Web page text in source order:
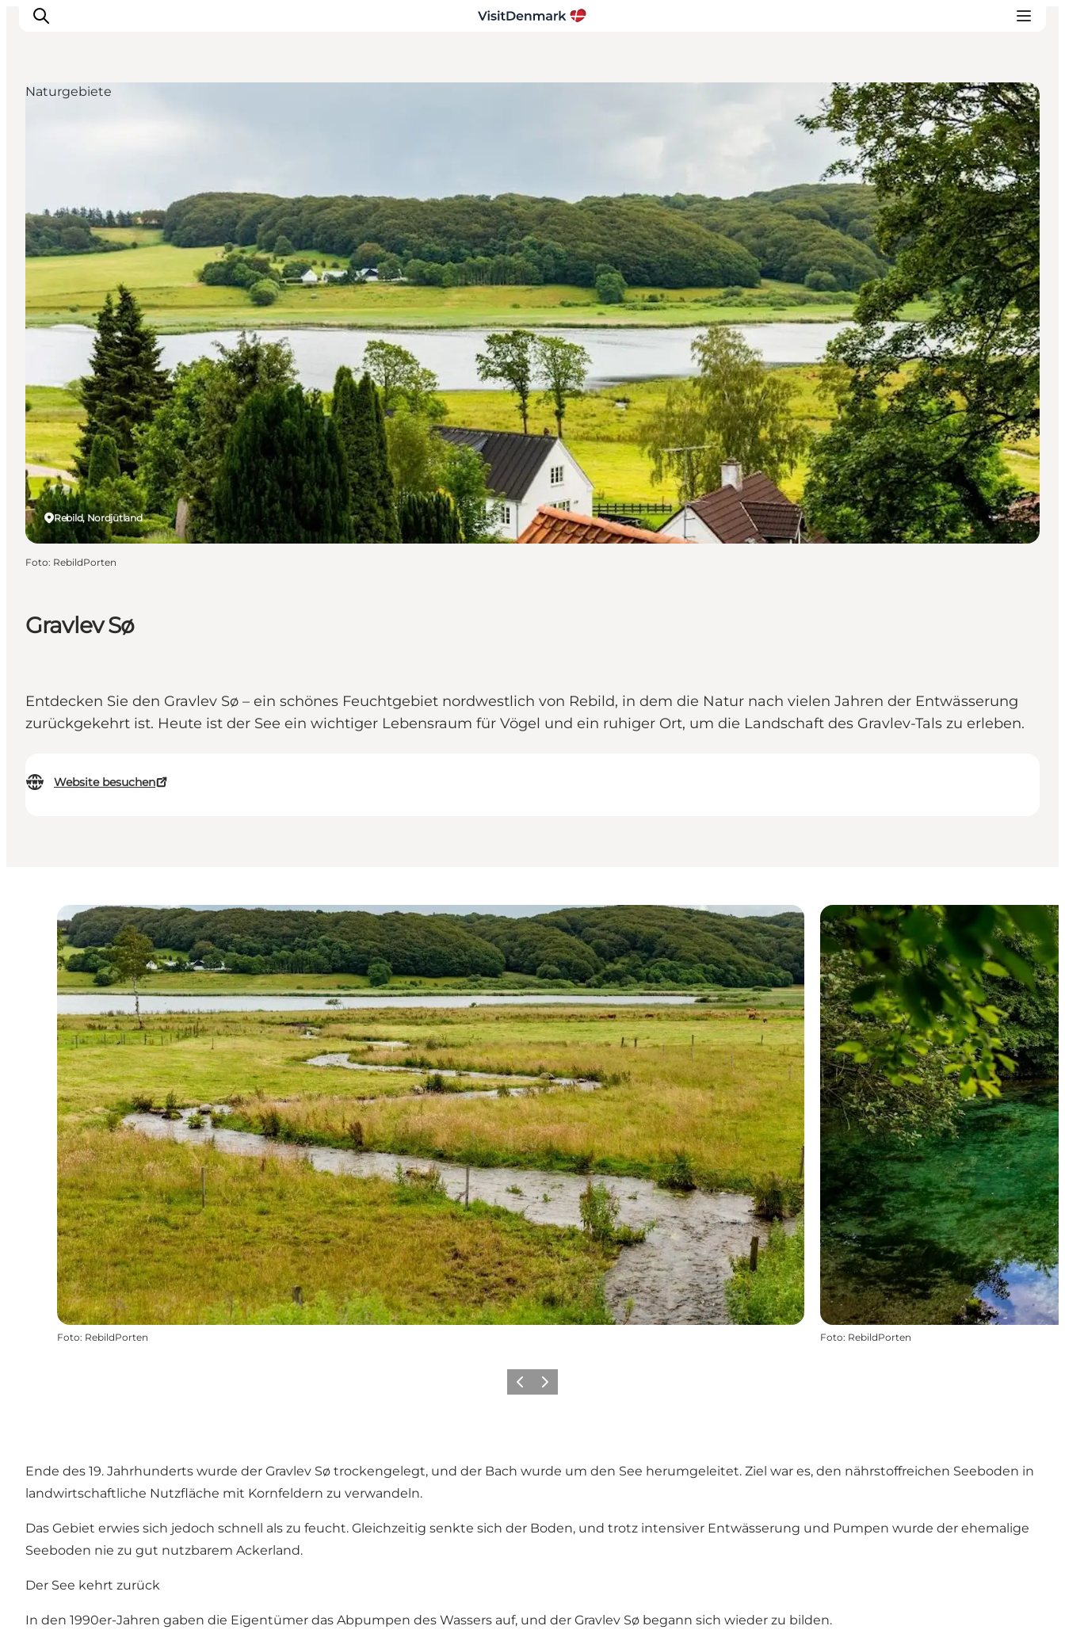
Unterkünfte
Reiseplanung
Gravlev Sø
Entdecken Sie den Gravlev Sø – ein schönes Feuchtgebiet nordwestlich von Rebild, in dem die Natur nach vielen Jahren der Entwässerung
zurückgekehrt ist. Heute ist der See ein wichtiger Lebensraum für Vögel und ein ruhiger Ort, um die Landschaft des Gravlev-Tals zu erleben.
Website besuchen
Rebild, Nordjütland
Naturgebiete
Foto: RebildPorten
Foto: RebildPorten Foto: RebildPorten
ZurückWeiter
Ende des 19. Jahrhunderts wurde der Gravlev Sø trockengelegt, und der Bach wurde um den See herumgeleitet. Ziel war es, den nährstoffreichen Seeboden in
landwirtschaftliche Nutzfläche mit Kornfeldern zu verwandeln.
Das Gebiet erwies sich jedoch schnell als zu feucht. Gleichzeitig senkte sich der Boden, und trotz intensiver Entwässerung und Pumpen wurde der ehemalige
Seeboden nie zu gut nutzbarem Ackerland.
Der See kehrt zurück
In den 1990er-Jahren gaben die Eigentümer das Abpumpen des Wassers auf, und der Gravlev Sø begann sich wieder zu bilden.